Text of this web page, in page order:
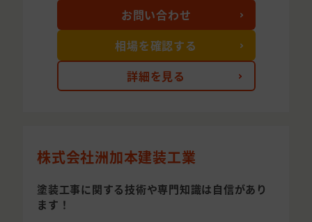
詳細を見る
お問い合わせ
相場を確認する
株式会社洲加本建装工業
塗装工事に関する技術や専門知識は自信があり
ます！